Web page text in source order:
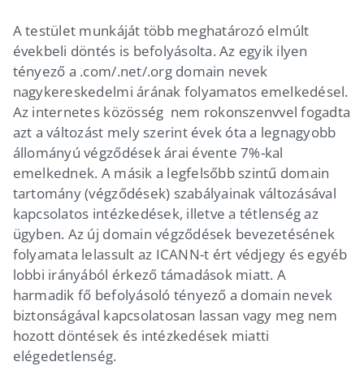
A testület munkáját több meghatározó elmúlt
évekbeli döntés is befolyásolta. Az egyik ilyen
tényező a .com/.net/.org domain nevek
nagykereskedelmi árának folyamatos emelkedésel.
Az internetes közösség nem rokonszenvvel fogadta
azt a változást mely szerint évek óta a legnagyobb
állományú végződések árai évente 7%-kal
emelkednek. A másik a legfelsőbb szintű domain
tartomány (végződések) szabályainak változásával
kapcsolatos intézkedések, illetve a tétlenség az
ügyben. Az új domain végződések bevezetésének
folyamata lelassult az ICANN-t ért védjegy és egyéb
lobbi irányából érkező támadások miatt. A
harmadik fő befolyásoló tényező a domain nevek
biztonságával kapcsolatosan lassan vagy meg nem
hozott döntések és intézkedések miatti
elégedetlenség.